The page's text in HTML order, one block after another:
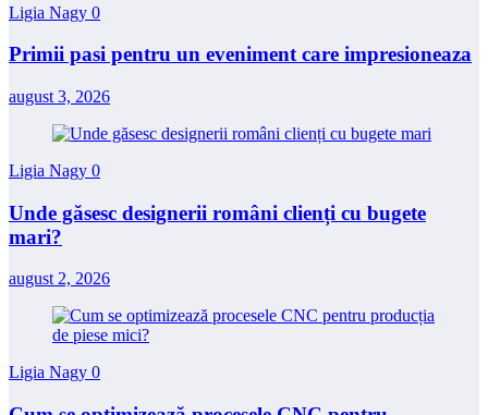
Ligia Nagy 0
Primii pasi pentru un eveniment care impresioneaza
august 3, 2026
Ligia Nagy 0
Unde găsesc designerii români clienți cu bugete
mari?
august 2, 2026
Ligia Nagy 0